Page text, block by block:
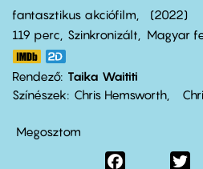
fantasztikus akciófilm
2022
119 perc,
Szinkronizált Magyar
Rendező Taika Waititi
Színészek
Chris Hemsworth
Megosztom
Facebook